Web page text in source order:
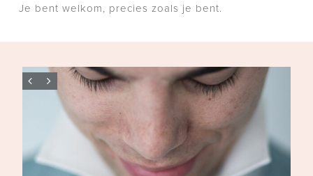
Je bent welkom, precies zoals je bent.